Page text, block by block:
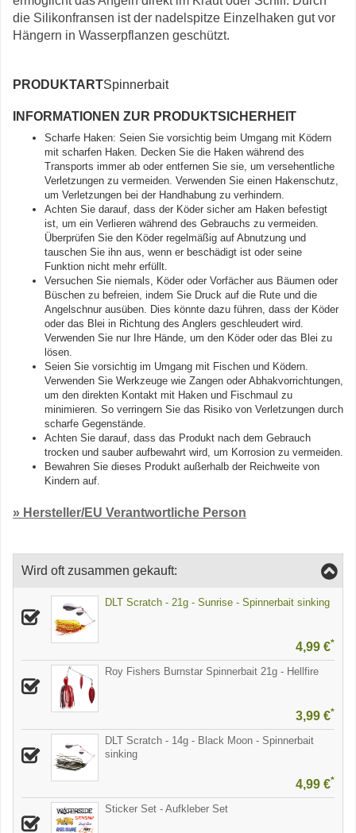
die Silikonfransen ist der nadelspitze Einzelhaken gut vor
Hängern in Wasserpflanzen geschützt.
PRODUKTARTSpinnerbait
INFORMATIONEN ZUR PRODUKTSICHERHEIT
Scharfe Haken: Seien Sie vorsichtig beim Umgang mit Ködern
mit scharfen Haken. Decken Sie die Haken während des
Transports immer ab oder entfernen Sie sie, um versehentliche
Verletzungen zu vermeiden. Verwenden Sie einen Hakenschutz,
um Verletzungen bei der Handhabung zu verhindern.
Achten Sie darauf, dass der Köder sicher am Haken befestigt
ist, um ein Verlieren während des Gebrauchs zu vermeiden.
Überprüfen Sie den Köder regelmäßig auf Abnutzung und
tauschen Sie ihn aus, wenn er beschädigt ist oder seine
Funktion nicht mehr erfüllt.
Versuchen Sie niemals, Köder oder Vorfächer aus Bäumen oder
Büschen zu befreien, indem Sie Druck auf die Rute und die
Angelschnur ausüben. Dies könnte dazu führen, dass der Köder
oder das Blei in Richtung des Anglers geschleudert wird.
Verwenden Sie nur Ihre Hände, um den Köder oder das Blei zu
lösen.
Seien Sie vorsichtig im Umgang mit Fischen und Ködern.
Verwenden Sie Werkzeuge wie Zangen oder Abhakvorrichtungen,
um den direkten Kontakt mit Haken und Fischmaul zu
minimieren. So verringern Sie das Risiko von Verletzungen durch
scharfe Gegenstände.
Achten Sie darauf, dass das Produkt nach dem Gebrauch
trocken und sauber aufbewahrt wird, um Korrosion zu vermeiden.
Bewahren Sie dieses Produkt außerhalb der Reichweite von
Kindern auf.
» Hersteller/EU Verantwortliche Person
Wird oft zusammen gekauft:
DLT Scratch - 21g - Sunrise - Spinnerbait sinking
4,99 €*
Roy Fishers Burnstar Spinnerbait 21g - Hellfire
3,99 €*
DLT Scratch - 14g - Black Moon - Spinnerbait
sinking
4,99 €*
Sticker Set - Aufkleber Set